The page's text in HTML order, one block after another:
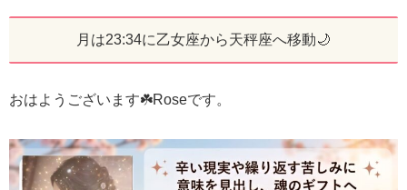
月は23:34に乙女座から天秤座へ移動🌙
おはようございます☘️Roseです。